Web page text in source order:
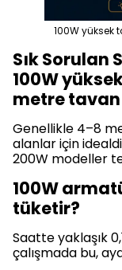
100W yüksek
Sık Sorulan
100W
metre
Genellikle 4–8
alanlar için
200W modeller
100W
tüketir?
Saatte yaklaşık
çalışmada bu,